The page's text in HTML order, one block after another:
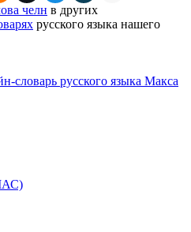
челн в других
русского языка нашего
словарь русского языка Макса